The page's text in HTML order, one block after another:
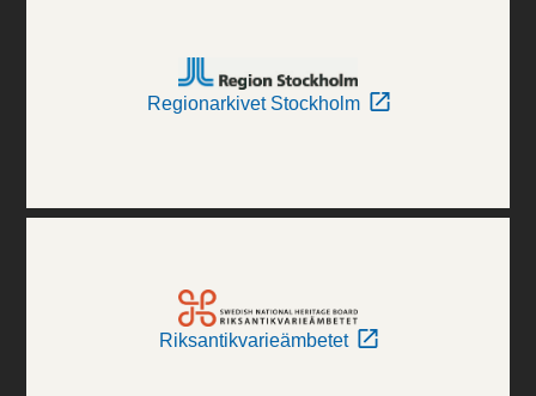
Regionarkivet Stockholm
Riksantikvarieämbetet